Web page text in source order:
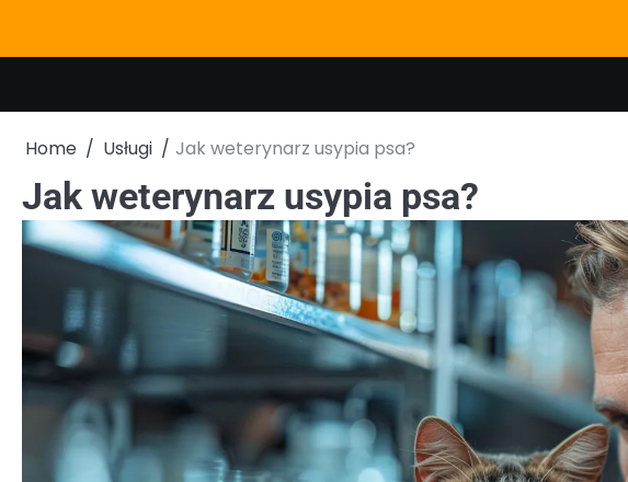
content
Home Usługi Jak weterynarz usypia psa?
Jak weterynarz usypia psa?